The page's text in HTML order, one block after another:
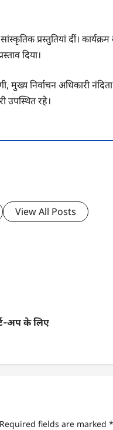
प्रस्तुतियां दीं।
दिया।
मुख्य निर्वाचन अधिकारी
उपस्थित रहे।
View All Posts
अप के लिए
Required fields are marked *